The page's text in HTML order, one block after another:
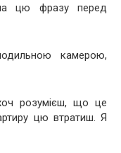
цю фразу перед
камерою,
розумієш, що це
цю втратиш. Я